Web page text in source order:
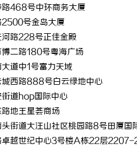
468号中环商务大厦
2500号金岛大厦
路228号正佳金殿
二路180号粤海广场
道中1号富力天域
西路888号白云绿地中心
道hop国际中心
地王星荟商场
街道大汪山社区桃园路8号田厦国
卓越世纪中心3号楼A栋22层